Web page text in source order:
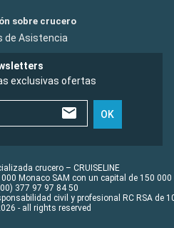
sobre crucero
de Asistencia
exclusivas ofertas
OK
crucero – CRUISELINE
Monaco SAM con un capital de 150 000
377 97 97 84 50
civil y profesional RC RSA de
- all rights reserved